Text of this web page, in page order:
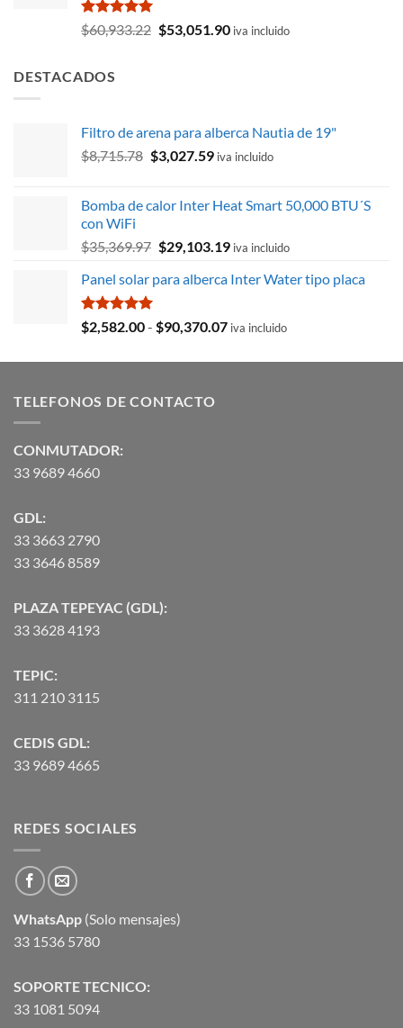
$8,304.88.
Valorado
con
$60,933.22 El
$53,051.90Eliva incluido
DESTACADOS
Filtro de arena para alberca Nautia de 19"
$8,715.78 El
era:
$3,027.59El
es:
iva incluido
Bomba de calor Inter Heat Smart 50,000 BTU´S
con WiFi
$35,369.97 El
original
$35,369.97.
$29,103.19El
actual
$29,103.19.
iva incluido
Panel solar para alberca Inter Water tipo placa
Valorado
con
$2,582.00- $90,370.07Rango
precios:
iva incluido
TELEFONOS DE CONTACTO
CONMUTADOR:
33 9689 4660
GDL:
33 3663 2790
33 3646 8589
PLAZA TEPEYAC (GDL):
33 3628 4193
TEPIC:
311 210 3115
CEDIS GDL:
33 9689 4665
REDES SOCIALES
WhatsApp (Solo mensajes)
33 1536 5780
SOPORTE TECNICO:
33 1081 5094